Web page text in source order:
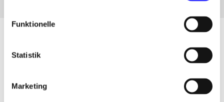
Funktionelle
Statistik
Marketing
Alle registrerede artikler fordelt på udgivelser